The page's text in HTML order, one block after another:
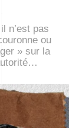
n’est pas
ou
» sur la